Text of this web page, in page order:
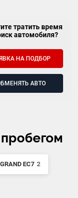
тратить время
автомобиля?
НА ПОДБОР
АВТО
EC7 2